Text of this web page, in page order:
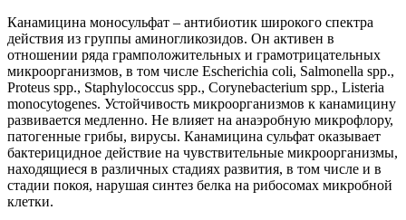
Канамицина моносульфат – антибиотик широкого спектра
действия из группы аминогликозидов. Он активен в
отношении ряда грамположительных и грамотрицательных
микроорганизмов, в том числе Escherichia coli, Salmonella spp.,
Proteus spp., Staphylococcus spp., Corynebacterium spp., Listeria
monocytogenes. Устойчивость микроорганизмов к канамицину
развивается медленно. Не влияет на анаэробную микрофлору,
патогенные грибы, вирусы. Канамицина сульфат оказывает
бактерицидное действие на чувствительные микроорганизмы,
находящиеся в различных стадиях развития, в том числе и в
стадии покоя, нарушая синтез белка на рибосомах микробной
клетки.